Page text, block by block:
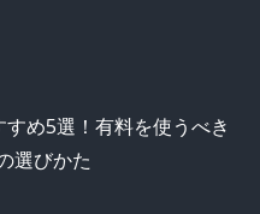
め5選！有料を使うべき
選びかた